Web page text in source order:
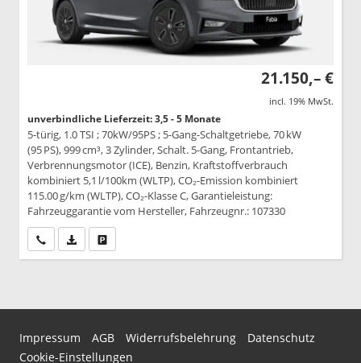
21.150,– €
incl. 19% MwSt.
unverbindliche Lieferzeit: 3,5 - 5 Monate
5-türig, 1.0 TSI ; 70kW/95PS ; 5-Gang-Schaltgetriebe, 70 kW
(95 PS), 999 cm³, 3 Zylinder, Schalt. 5-Gang, Frontantrieb,
Verbrennungsmotor (ICE), Benzin, Kraftstoffverbrauch
kombiniert 5,1 l/100km (WLTP), CO₂-Emission kombiniert
115.00 g/km (WLTP), CO₂-Klasse C, Garantieleistung:
Fahrzeuggarantie vom Hersteller, Fahrzeugnr.: 107330
Wir rufen Sie anPDF-Datei, Fahrzeugexposé drucken
Impressum AGB Widerrufsbelehrung
Datenschutz
Cookie-Einstellungen